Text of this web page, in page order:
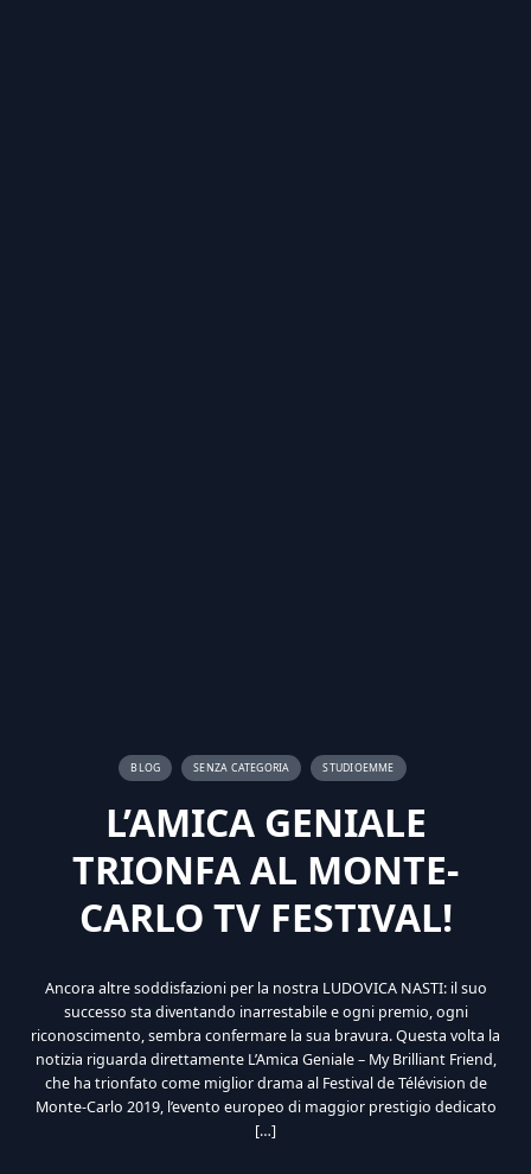
BLOG SENZA CATEGORIA STUDIOEMME
L’AMICA GENIALE
TRIONFA AL MONTE-
CARLO TV FESTIVAL!
Ancora altre soddisfazioni per la nostra LUDOVICA NASTI: il suo
successo sta diventando inarrestabile e ogni premio, ogni
riconoscimento, sembra confermare la sua bravura. Questa volta la
notizia riguarda direttamente L’Amica Geniale – My Brilliant Friend,
che ha trionfato come miglior drama al Festival de Télévision de
Monte-Carlo 2019, l’evento europeo di maggior prestigio dedicato
[…]